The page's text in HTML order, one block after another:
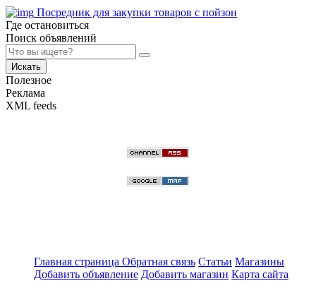
Посредник для закупки товаров с пойзон
Где остановиться
Поиск объявлений
Искать
Полезное
Реклама
XML feeds
Главная страница Обратная связь Статьи Магазины
Добавить объявление Добавить магазин Карта сайта